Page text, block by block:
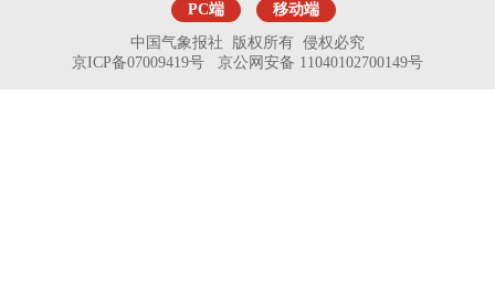
PC端
移动端
中国气象报社 版权所有 侵权必究
京ICP备07009419号 京公网安备 11040102700149号